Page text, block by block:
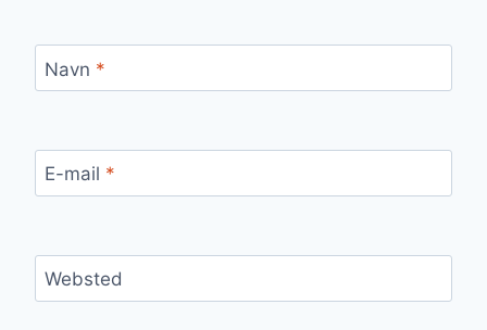
Navn *
E-mail *
Websted